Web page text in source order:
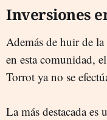
Inversiones
Además de huir de
en esta comunidad,
Torrot ya no se
La más destacada es